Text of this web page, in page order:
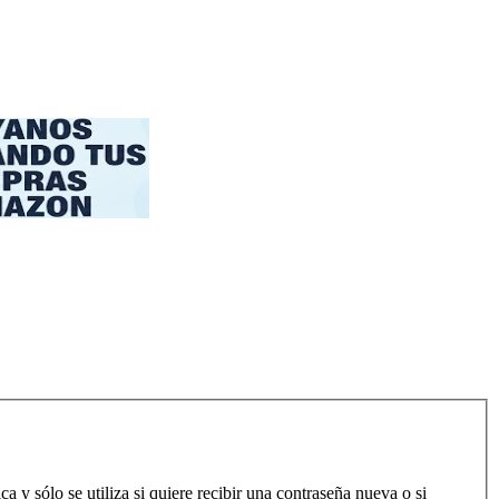
y sólo se utiliza si quiere recibir una contraseña nueva o si